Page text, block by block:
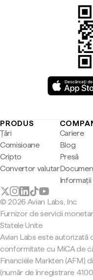
PRODUS
Țări
Comisioane
Cripto
Convertor valutar
Cariere
Blog
Presă
© 2026 Avian Labs, Inc
Furnizor de servicii
Statele Unite
Avian Labs este autorizată
conformitate cu MiCA de
Financiële Markten (AFM)
(număr de înregistrare